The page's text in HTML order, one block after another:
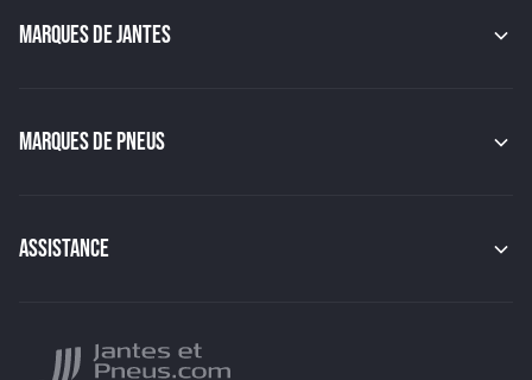
MARQUES DE JANTES
GMP
JAPAN RACING
BBS
MARQUES DE PNEUS
PIRELLI
HANKOOK
GOODYEAR
ASSISTANCE
Montage et démontage de vos pneus
Spécificités pour certains pneus